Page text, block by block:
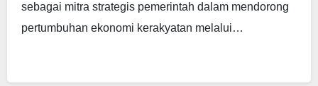
sebagai mitra strategis pemerintah dalam mendorong
pertumbuhan ekonomi kerakyatan melalui…